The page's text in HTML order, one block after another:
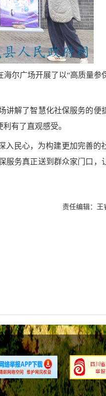
海尔广场开展了以“高质量参
讲解了智慧化社保服务的便
有了直观感受。
入民心，为构建更加完善的
服务真正送到群众家门口，
责任编辑：王